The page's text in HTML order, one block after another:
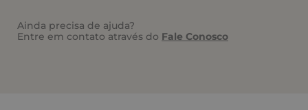
Ainda precisa de ajuda?
Entre em contato através do Fale Conosco